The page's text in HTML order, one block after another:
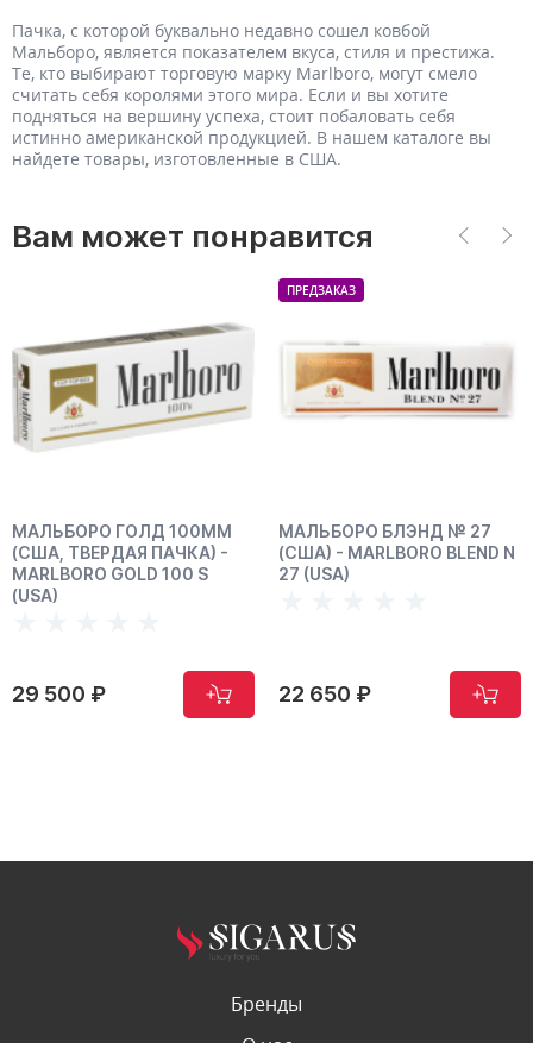
Пачка, с которой буквально недавно сошел ковбой
Мальборо, является показателем вкуса, стиля и престижа.
Те, кто выбирают торговую марку Marlboro, могут смело
считать себя королями этого мира. Если и вы хотите
подняться на вершину успеха, стоит побаловать себя
истинно американской продукцией. В нашем каталоге вы
найдете товары, изготовленные в США.
Вам может понравится
МАЛЬБОРО ГОЛД 100ММ
(США, ТВЕРДАЯ ПАЧКА) -
MARLBORO GOLD 100 S
(USA)
29 500 ₽
ПРЕДЗАКАЗ
МАЛЬБОРО БЛЭНД № 27
(США) - МАRLBORO BLEND N
27 (USA)
22 650 ₽
Бренды